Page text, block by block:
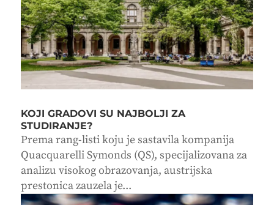
KOJI GRADOVI SU NAJBOLJI ZA
STUDIRANJE?
Prema rang-listi koju je sastavila kompanija
Quacquarelli Symonds (QS), specijalizovana za
analizu visokog obrazovanja, austrijska
prestonica zauzela je...